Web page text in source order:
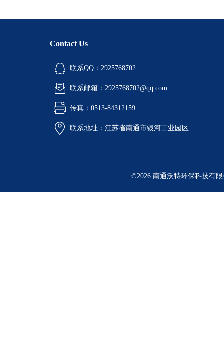
Contact Us
联系QQ：2925768702
联系邮箱：2925768702@qq.com
传真：0513-84312159
联系地址：江苏省南通市银河工业园区
©2026 南通沃特环保科技有